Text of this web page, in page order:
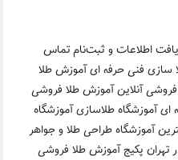
اطلاعات و ثبت‌نام تماس
سازی فنی حرفه ای آموزش طلا
آنلاین آموزش طلا فروشی
آموزشگاه طلاسازی آموزشگاه
آموزشگاه طراحی طلا و جواهر
تهران پکیج آموزش طلا فروشی